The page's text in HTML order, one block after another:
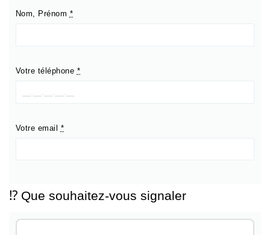
Nom, Prénom *
Votre téléphone *
Votre email *
⁉️ Que souhaitez-vous signaler